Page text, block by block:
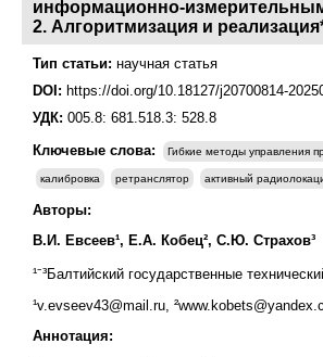
информационно-
2. Алгоритмизация и
Тип статьи: научная статья
DOI: https://doi.org/10.18127/j20700814-
УДК: 005.8: 681.518.3: 528.8
Ключевые слова:
Гибкие методы управления
калибровка ретранслятор активный
Авторы:
В.И. Евсеев¹, Е.А. Кобец², С.Ю. Страхов³
¹⁻³Балтийский государственные
¹v.evseev43@mail.ru,
Аннотация: